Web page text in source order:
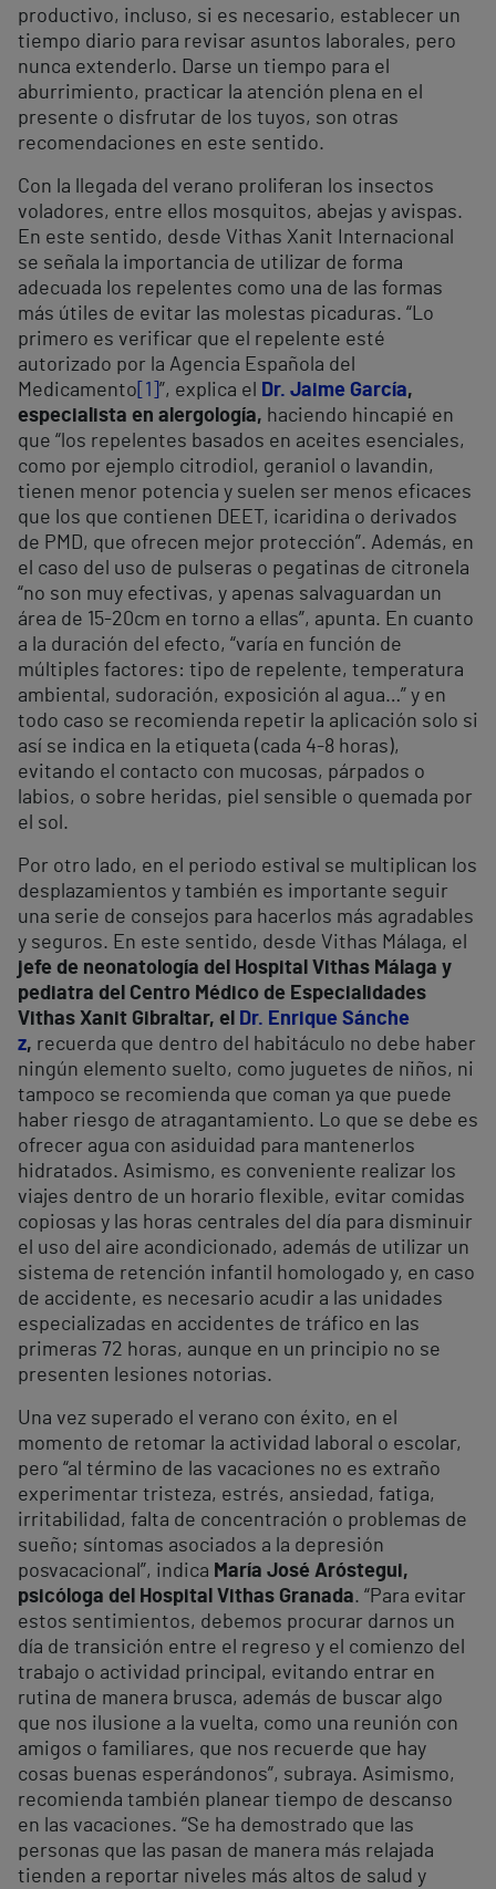
productivo, incluso, si es necesario, establecer un
tiempo diario para revisar asuntos laborales, pero
nunca extenderlo. Darse un tiempo para el
aburrimiento, practicar la atención plena en el
presente o disfrutar de los tuyos, son otras
recomendaciones en este sentido.
Con la llegada del verano proliferan los insectos
voladores, entre ellos mosquitos, abejas y avispas.
En este sentido, desde Vithas Xanit Internacional
se señala la importancia de utilizar de forma
adecuada los repelentes como una de las formas
más útiles de evitar las molestas picaduras. “Lo
primero es verificar que el repelente esté
autorizado por la Agencia Española del
Medicamento [1] ”, explica el Dr. Jaime García,
especialista en alergología, haciendo hincapié en
que “los repelentes basados en aceites esenciales,
como por ejemplo citrodiol, geraniol o lavandin,
tienen menor potencia y suelen ser menos eficaces
que los que contienen DEET, icaridina o derivados
de PMD, que ofrecen mejor protección”. Además, en
el caso del uso de pulseras o pegatinas de citronela
“no son muy efectivas, y apenas salvaguardan un
área de 15-20cm en torno a ellas”, apunta. En cuanto
a la duración del efecto, “varía en función de
múltiples factores: tipo de repelente, temperatura
ambiental, sudoración, exposición al agua…” y en
todo caso se recomienda repetir la aplicación solo si
así se indica en la etiqueta (cada 4-8 horas),
evitando el contacto con mucosas, párpados o
labios, o sobre heridas, piel sensible o quemada por
el sol.
Por otro lado, en el periodo estival se multiplican los
desplazamientos y también es importante seguir
una serie de consejos para hacerlos más agradables
y seguros. En este sentido, desde Vithas Málaga, el
jefe de neonatología del Hospital Vithas Málaga y
pediatra del Centro Médico de Especialidades
Vithas Xanit Gibraltar, el
Dr. Enrique Sánche
z, recuerda que dentro del habitáculo no debe haber
ningún elemento suelto, como juguetes de niños, ni
tampoco se recomienda que coman ya que puede
haber riesgo de atragantamiento. Lo que se debe es
ofrecer agua con asiduidad para mantenerlos
hidratados. Asimismo, es conveniente realizar los
viajes dentro de un horario flexible, evitar comidas
copiosas y las horas centrales del día para disminuir
el uso del aire acondicionado, además de utilizar un
sistema de retención infantil homologado y, en caso
de accidente, es necesario acudir a las unidades
especializadas en accidentes de tráfico en las
primeras 72 horas, aunque en un principio no se
presenten lesiones notorias.
Una vez superado el verano con éxito, en el
momento de retomar la actividad laboral o escolar,
pero “al término de las vacaciones no es extraño
experimentar tristeza, estrés, ansiedad, fatiga,
irritabilidad, falta de concentración o problemas de
sueño; síntomas asociados a la depresión
posvacacional”, indica María José Aróstegui,
psicóloga del Hospital Vithas Granada. “Para evitar
estos sentimientos, debemos procurar darnos un
día de transición entre el regreso y el comienzo del
trabajo o actividad principal, evitando entrar en
rutina de manera brusca, además de buscar algo
que nos ilusione a la vuelta, como una reunión con
amigos o familiares, que nos recuerde que hay
cosas buenas esperándonos”, subraya. Asimismo,
recomienda también planear tiempo de descanso
en las vacaciones. “Se ha demostrado que las
personas que las pasan de manera más relajada
tienden a reportar niveles más altos de salud y